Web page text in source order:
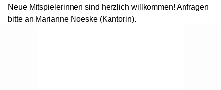
Neue Mitspielerinnen sind herzlich willkommen! Anfragen
bitte an Marianne Noeske (Kantorin).